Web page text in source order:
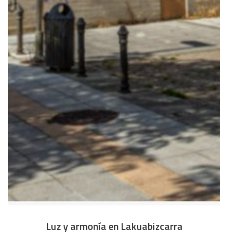
Luz y armonía en Lakuabizcarra